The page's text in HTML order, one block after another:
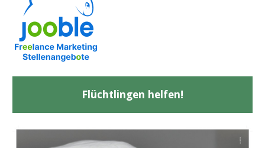
Flüchtlingen helfen!